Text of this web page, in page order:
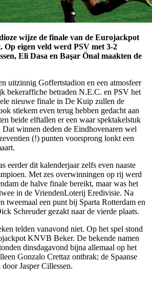
wijze de finale van de Eurojackpot
eigen veld werd PSV met 3-2
Eli Dasa en Başar Önal maakten de
uitzinnig Goffertstadion en een atmosfeer
bekeraffiche betraden N.E.C. en PSV het
nieuwe finale in De Kuip zullen de
stiekem even terug hebben gedacht aan
beide elftallen er een waar spektakelstuk
winnen deden de Eindhovenaren wel
(!) punten voorsprong lonkt een
eerder dit kalenderjaar zelfs even naaste
Met zes overwinningen op rij werd
de halve finale bereikt, maar was het
in de VriendenLoterij Eredivisie. Na
tweemaal een punt bij Sparta Rotterdam en
Schreuder gezakt naar de vierde plaats.
telden vanavond niet. Op het spel stond
KNVB Beker. De bekende namen
dinsdagavond bijna allemaal op het
Gonzalo Crettaz ontbrak; de Spaanse
Jasper Cillessen.